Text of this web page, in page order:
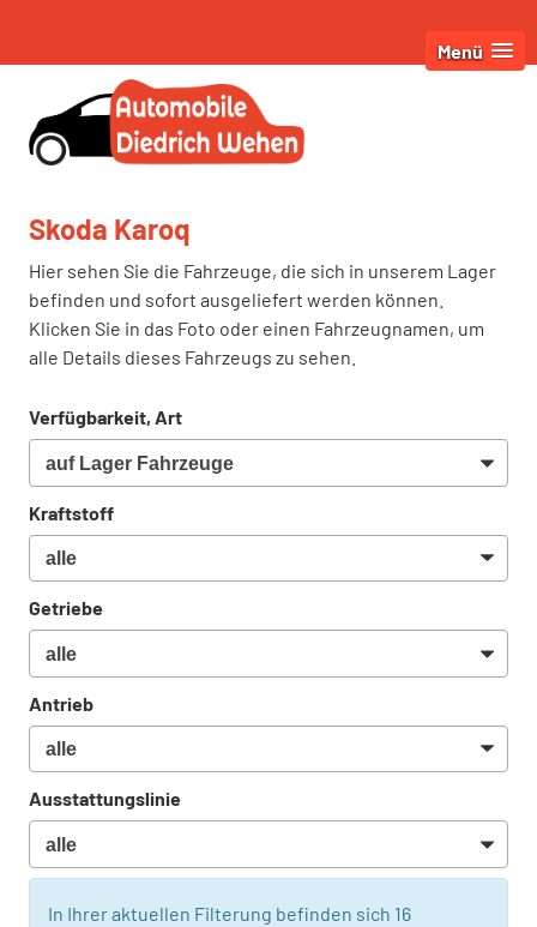
Menü
Skoda Karoq
Hier sehen Sie die Fahrzeuge, die sich in unserem Lager
befinden und sofort ausgeliefert werden können.
Klicken Sie in das Foto oder einen Fahrzeugnamen, um
alle Details dieses Fahrzeugs zu sehen.
Verfügbarkeit, Art
Kraftstoff
Getriebe
Antrieb
Ausstattungslinie
In Ihrer aktuellen Filterung befinden sich 16